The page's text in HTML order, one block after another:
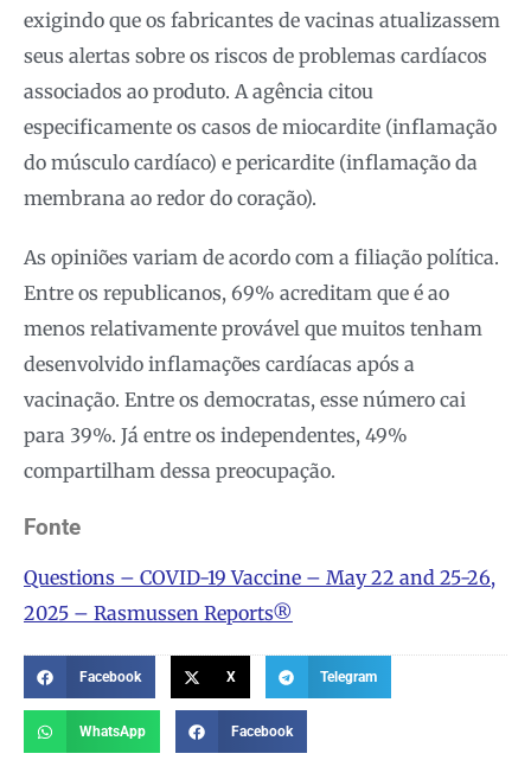
exigindo que os fabricantes de vacinas atualizassem
seus alertas sobre os riscos de problemas cardíacos
associados ao produto. A agência citou
especificamente os casos de miocardite (inflamação
do músculo cardíaco) e pericardite (inflamação da
membrana ao redor do coração).
As opiniões variam de acordo com a filiação política.
Entre os republicanos, 69% acreditam que é ao
menos relativamente provável que muitos tenham
desenvolvido inflamações cardíacas após a
vacinação. Entre os democratas, esse número cai
para 39%. Já entre os independentes, 49%
compartilham dessa preocupação.
Fonte
Questions – COVID-19 Vaccine – May 22 and 25-26,
2025 – Rasmussen Reports®
Facebook X Telegram
WhatsApp Facebook